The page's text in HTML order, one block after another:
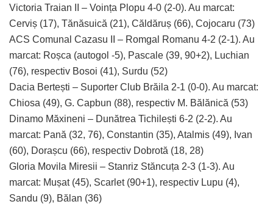
Victoria Traian II – Voința Plopu 4-0 (2-0). Au marcat:
Cerviș (17), Tănăsuică (21), Căldăruș (66), Cojocaru (73)
ACS Comunal Cazasu II – Romgal Romanu 4-2 (2-1). Au
marcat: Roșca (autogol -5), Pascale (39, 90+2), Luchian
(76), respectiv Bosoi (41), Surdu (52)
Dacia Bertești – Suporter Club Brăila 2-1 (0-0). Au marcat:
Chiosa (49), G. Capbun (88), respectiv M. Bălănică (53)
Dinamo Măxineni – Dunătrea Tichilești 6-2 (2-2). Au
marcat: Pană (32, 76), Constantin (35), Atalmis (49), Ivan
(60), Dorașcu (66), respectiv Dobrotă (18, 28)
Gloria Movila Miresii – Stanriz Stăncuța 2-3 (1-3). Au
marcat: Mușat (45), Scarlet (90+1), respectiv Lupu (4),
Sandu (9), Bălan (36)